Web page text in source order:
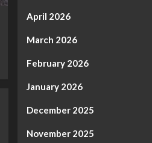
April 2026
March 2026
February 2026
January 2026
December 2025
November 2025